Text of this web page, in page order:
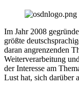
Im Jahr 2008
größte
daran angrenzenden
Weiterverarbeitung
der Interesse am
Lust hat, sich darüber